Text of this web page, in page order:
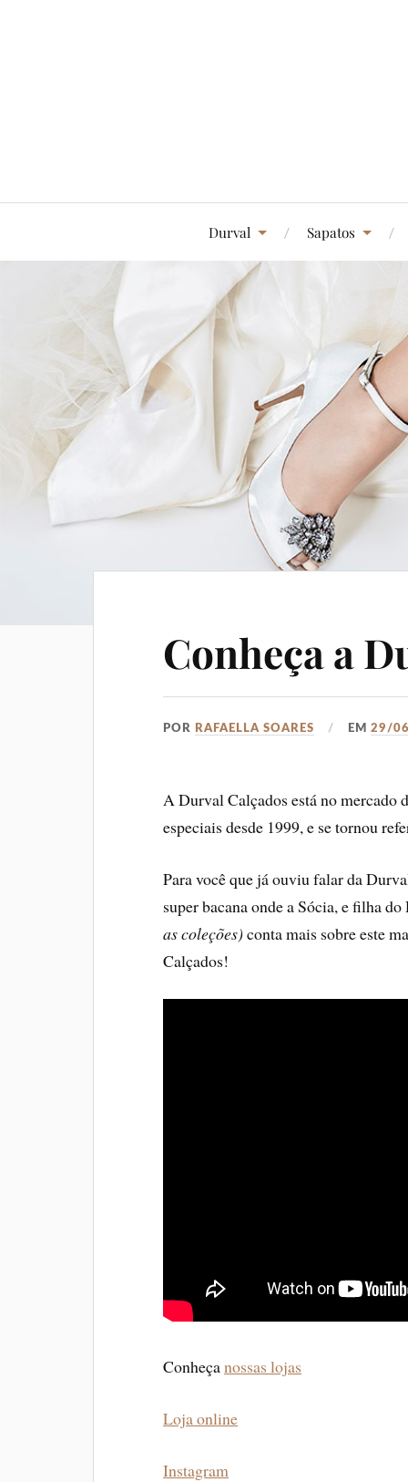
Durval Sapatos
Conheça a
POR RAFAELLA SOARES EM29/
A Durval Calçados está no mercado
especiais desde 1999, e se tornou
Para você que já ouviu falar da
super bacana onde a Sócia, e filha
as coleções)conta mais sobre este
Calçados!
Conheçanossas lojas
Loja online
Instagram